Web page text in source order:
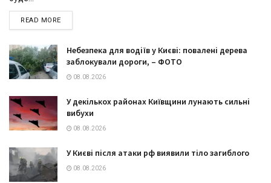
READ MOREDETAILS
Небезпека для водіїв у Києві: повалені дерева
заблокували дороги, – ФОТО
08.08.2026
У декількох районах Київщини лунають сильні
вибухи
08.08.2026
У Києві після атаки рф виявили тіло загиблого
08.08.2026